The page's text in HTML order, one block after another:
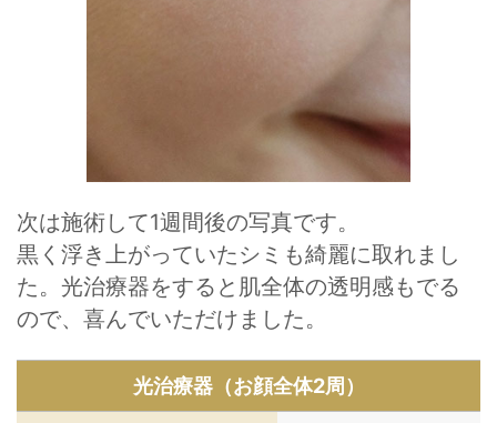
次は施術して1週間後の写真です。
黒く浮き上がっていたシミも綺麗に取れまし
た。光治療器をすると肌全体の透明感もでる
ので、喜んでいただけました。
光治療器（お顔全体2周）